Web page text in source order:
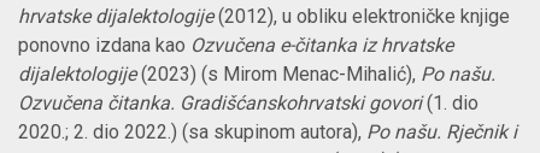
hrvatske dijalektologije(2012), u obliku elektroničke knjige
ponovno izdana kao Ozvučena e-čitanka iz hrvatske
dijalektologije(2023) (s Mirom Menac-Mihalić), Po našu.
Ozvučena čitanka. Gradišćanskohrvatski govori(1. dio
2020.; 2. dio 2022.) (sa skupinom autora), Po našu. Rječnik i